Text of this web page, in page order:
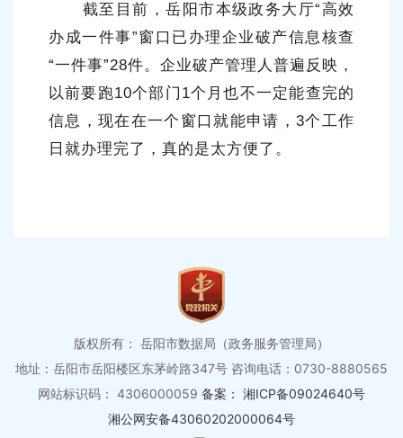
截至目前，岳阳市本级政务大厅“高效
办成一件事”窗口已办理企业破产信息核查
“一件事”28件。企业破产管理人普遍反映，
以前要跑10个部门1个月也不一定能查完的
信息，现在在一个窗口就能申请，3个工作
日就办理完了，真的是太方便了。
版权所有： 岳阳市数据局（政务服务管理局）
地址：岳阳市岳阳楼区东茅岭路347号 咨询电话：0730-8880565
网站标识码： 4306000059 备案： 湘ICP备09024640号
湘公网安备43060202000064号